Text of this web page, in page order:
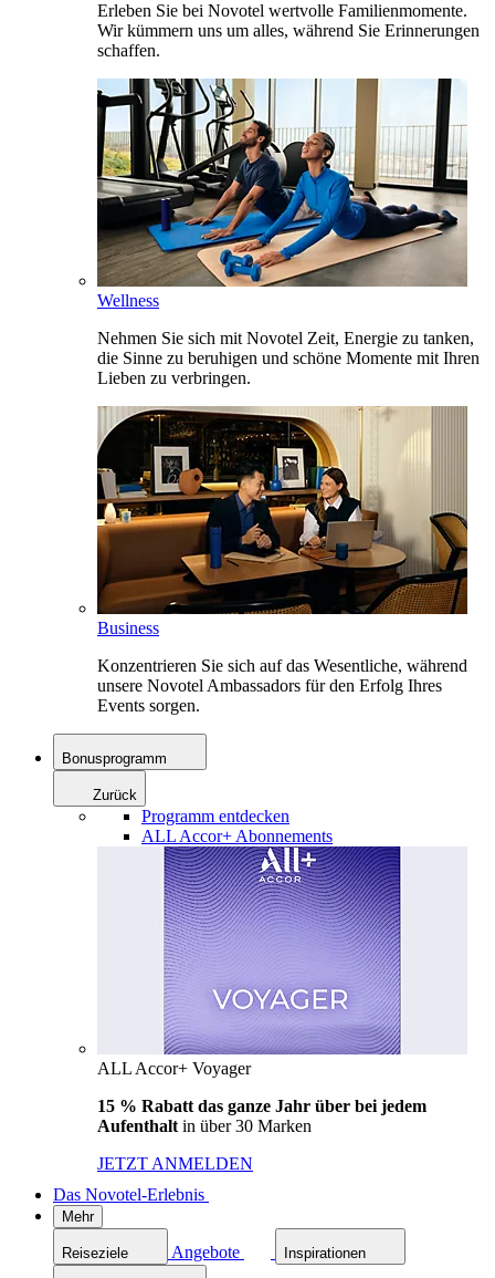
Erleben Sie bei Novotel wertvolle Familienmomente.
Wir kümmern uns um alles, während Sie Erinnerungen
schaffen.
Wellness
Nehmen Sie sich mit Novotel Zeit, Energie zu tanken,
die Sinne zu beruhigen und schöne Momente mit Ihren
Lieben zu verbringen.
Business
Konzentrieren Sie sich auf das Wesentliche, während
unsere Novotel Ambassadors für den Erfolg Ihres
Events sorgen.
Bonusprogramm
Zurück
Programm entdecken
ALL Accor+ Abonnements
ALL Accor+ Voyager
15 % Rabatt das ganze Jahr über bei jedem
Aufenthalt in über 30 Marken
JETZT ANMELDEN
Das Novotel-Erlebnis
Mehr
Reiseziele Angebote Inspirationen